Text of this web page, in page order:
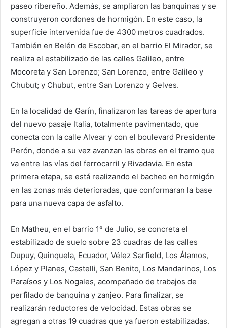
paseo ribereño. Además, se ampliaron las banquinas y se
construyeron cordones de hormigón. En este caso, la
superficie intervenida fue de 4300 metros cuadrados.
También en Belén de Escobar, en el barrio El Mirador, se
realiza el estabilizado de las calles Galileo, entre
Mocoreta y San Lorenzo; San Lorenzo, entre Galileo y
Chubut; y Chubut, entre San Lorenzo y Gelves.
En la localidad de Garín, finalizaron las tareas de apertura
del nuevo pasaje Italia, totalmente pavimentado, que
conecta con la calle Alvear y con el boulevard Presidente
Perón, donde a su vez avanzan las obras en el tramo que
va entre las vías del ferrocarril y Rivadavia. En esta
primera etapa, se está realizando el bacheo en hormigón
en las zonas más deterioradas, que conformaran la base
para una nueva capa de asfalto.
En Matheu, en el barrio 1º de Julio, se concreta el
estabilizado de suelo sobre 23 cuadras de las calles
Dupuy, Quinquela, Ecuador, Vélez Sarfield, Los Álamos,
López y Planes, Castelli, San Benito, Los Mandarinos, Los
Paraísos y Los Nogales, acompañado de trabajos de
perfilado de banquina y zanjeo. Para finalizar, se
realizarán reductores de velocidad. Estas obras se
agregan a otras 19 cuadras que ya fueron estabilizadas.